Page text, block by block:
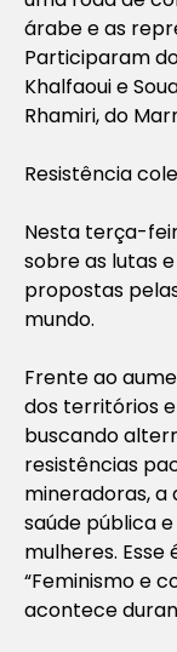
árabe e as
Participaram
Khalfaoui e
Rhamiri, do
Resistência
Nesta terça-
sobre as lutas
propostas
mundo.
Frente ao
dos territórios
buscando
resistências
mineradoras, a
saúde pública
mulheres.
“Feminismo e
acontece